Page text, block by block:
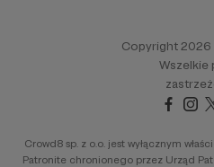
Copyright 2026
Wszelkie
Crowd8 sp. z o.o. jest wyłącznym
Patronite chronionego przez Urząd